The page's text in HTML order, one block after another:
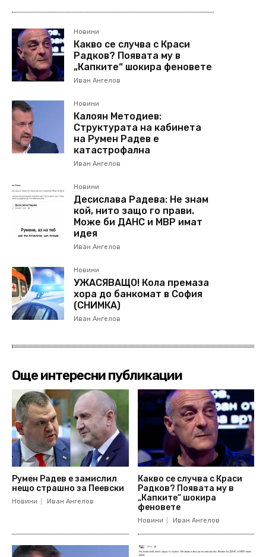
Новини
Какво се случва с Краси
Радков? Появата му в
„Капките“ шокира феновете
Иван Ангелов
Новини
Калоян Методиев:
Структурата на кабинета
на Румен Радев е
катастрофална
Иван Ангелов
Новини
Десислава Радева: Не знам
кой, нито защо го прави.
Може би ДАНС и МВР имат
идея
Иван Ангелов
Новини
УЖАСЯВАЩО! Кола премаза
хора до банкомат в София
(СНИМКА)
Иван Ангелов
Още интересни публикации
Румен Радев е замислил
нещо страшно за Пеевски
Новини Иван Ангелов
Какво се случва с Краси
Радков? Появата му в
„Капките“ шокира
феновете
Новини Иван Ангелов